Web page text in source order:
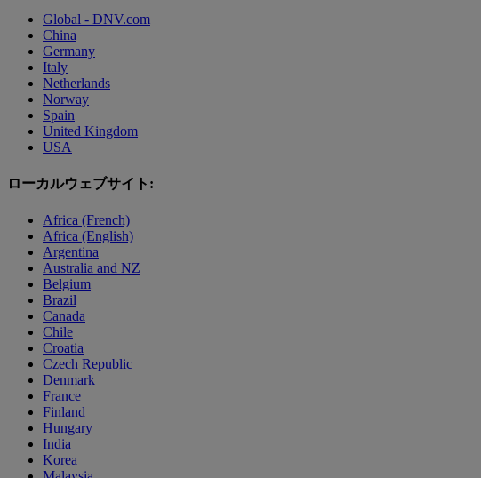
Global - DNV.com
China
Germany
Italy
Netherlands
Norway
Spain
United Kingdom
USA
ローカルウェブサイト:
Africa (French)
Africa (English)
Argentina
Australia and NZ
Belgium
Brazil
Canada
Chile
Croatia
Czech Republic
Denmark
France
Finland
Hungary
India
Korea